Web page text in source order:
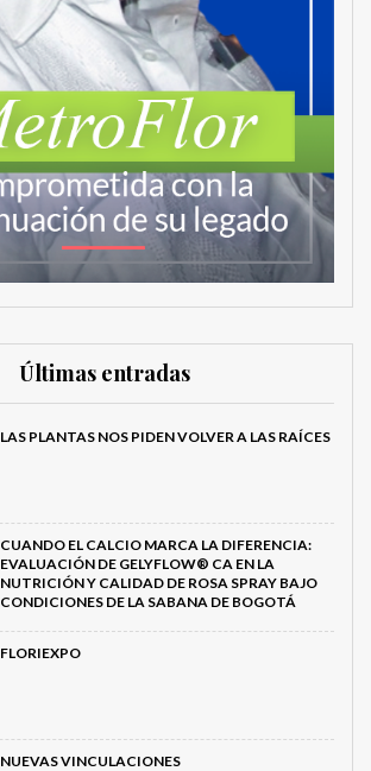
Últimas entradas
LAS PLANTAS NOS PIDEN VOLVER A LAS RAÍCES
CUANDO EL CALCIO MARCA LA DIFERENCIA:
EVALUACIÓN DE GELYFLOW® CA EN LA
NUTRICIÓN Y CALIDAD DE ROSA SPRAY BAJO
CONDICIONES DE LA SABANA DE BOGOTÁ
FLORIEXPO
NUEVAS VINCULACIONES